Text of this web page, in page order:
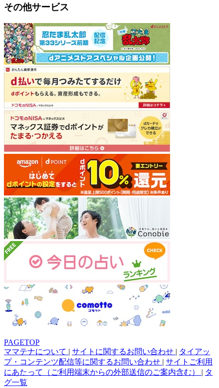
その他サービス
PAGETOP
ママテナについて | サイトに関するお問い合わせ | タイアッ
プ・コンテンツ配信等に関するお問い合わせ | サイトご利用
にあたって（ご利用端末からの外部送信のご案内含む） | タ
グ一覧